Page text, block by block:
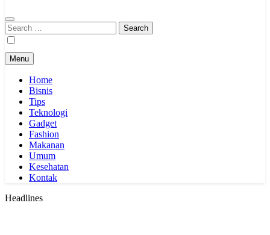
Search
for:
Menu
Home
Bisnis
Tips
Teknologi
Gadget
Fashion
Makanan
Umum
Kesehatan
Kontak
Headlines